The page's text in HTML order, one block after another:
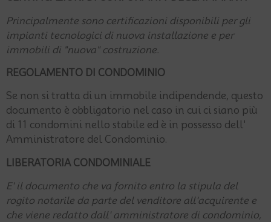
Principalmente sono certificazioni disponibili per gli
impianti tecnologici di nuova installazione e per
immobili di "nuova" costruzione.
REGOLAMENTO DI CONDOMINIO
Se non si tratta di un immobile indipendende, questo
documento è obbligatorio nel caso in cui ci siano più
di 11 condomini nello stabile ed è in possesso dell'
Amministratore del Condominio.
LIBERATORIA CONDOMINIALE
E' il documento che va fornito entro la stipula del
rogito notarile da parte del venditore all'acquirente e
che viene redatto dall' amministratore di condominio,